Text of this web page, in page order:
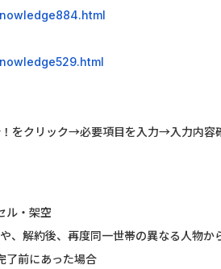
【還元UP中】ABEMAプレ
楽天証券（口座開設のみ）
をクリック→必要項目を入力→入力内
ル・架空
、解約後、再度同一世帯の異なる人物か
了前にあった場合